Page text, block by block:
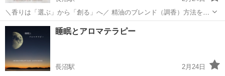
＼香りは「選ぶ」から「創る」へ／ 精油のブレンド（調香）方法を基
礎から学ぶことができる講座です。 香りのパフォーマンスや香調、強
さや持続性などを実際に香りを確かめながら学んでいきます。 「調
香」というと、なんだか敷居が高...
東京 八王子市 美容健康
睡眠とアロマテラピー
長沼駅
2月24日